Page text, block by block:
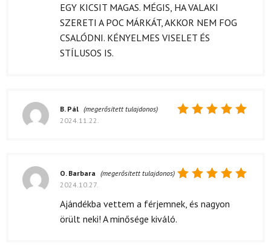
EGY KICSIT MAGAS. MÉGIS, HA VALAKI
SZERETI A POC MÁRKÁT, AKKOR NEM FOG
CSALÓDNI. KÉNYELMES VISELET ÉS
STÍLUSOS IS.
B. Pál (megerősített tulajdonos)
2024.11.22.
5 / 5
O. Barbara (megerősített tulajdonos)
2024.10.27.
Ajándékba vettem a férjemnek, és nagyon
örült neki! A minősége kiváló.